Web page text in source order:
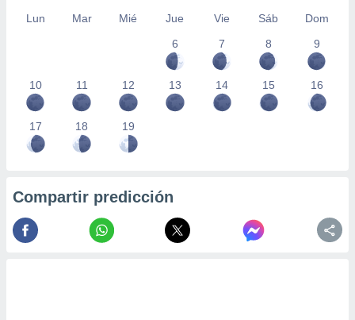
Lun Mar Mié Jue Vie Sáb
Dom
6
7 8 9
10 11 12 13 14 15 16
17 18 19
Compartir predicción